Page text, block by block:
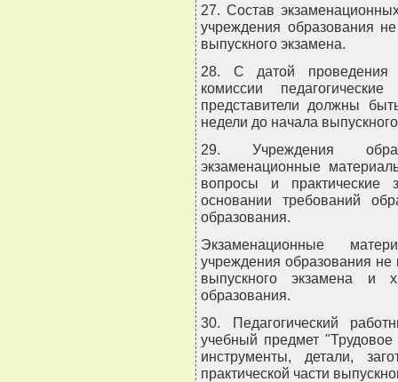
27. Состав
учреждения образования
выпускного экзамена.
28. С датой проведения
комиссии
представители должны
недели до начала
29. Учреждения
экзаменационные
вопросы и практические
основании требований
образования.
Экзаменационные
учреждения образования
выпускного экзамена и
образования.
30. Педагогический
учебный предмет
инструменты, детали,
практической части